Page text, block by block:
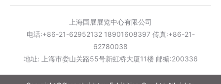
上海国展展览中心有限公司
电话:+86-21-62952132 18901608397 传真:+86-21-
62780038
地址: 上海市娄山关路55号新虹桥大厦11楼 邮编:200336